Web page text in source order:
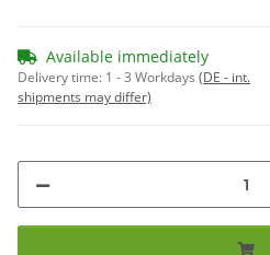
Available immediately
Delivery time: 1 - 3 Workdays (DE - int.
shipments may differ)